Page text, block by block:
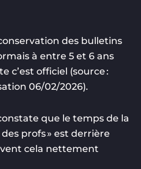
des bulletins
à entre 5 et 6 ans
c’est officiel (source :
06/02/2026).
que le temps de la
profs » est derrière
cela nettement